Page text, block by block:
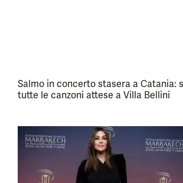
Salmo in concerto stasera a Catania:
tutte le canzoni attese a Villa Bellini